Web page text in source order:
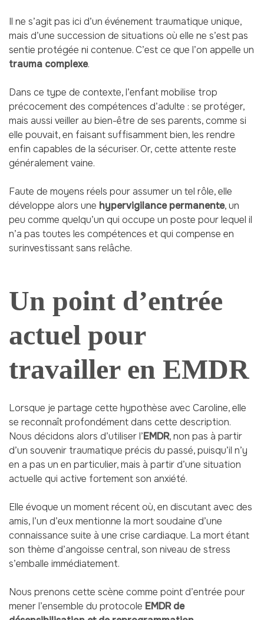
Il ne s’agit pas ici d’un événement traumatique unique,
mais d’une succession de situations où elle ne s’est pas
sentie protégée ni contenue. C’est ce que l’on appelle un
trauma complexe.
Dans ce type de contexte, l’enfant mobilise trop
précocement des compétences d’adulte : se protéger,
mais aussi veiller au bien-être de ses parents, comme si
elle pouvait, en faisant suffisamment bien, les rendre
enfin capables de la sécuriser. Or, cette attente reste
généralement vaine.
Faute de moyens réels pour assumer un tel rôle, elle
développe alors une hypervigilance permanente, un
peu comme quelqu’un qui occupe un poste pour lequel il
n’a pas toutes les compétences et qui compense en
surinvestissant sans relâche.
Un point d’entrée
actuel pour
travailler en EMDR
Lorsque je partage cette hypothèse avec Caroline, elle
se reconnaît profondément dans cette description.
Nous décidons alors d’utiliser l’EMDR, non pas à partir
d’un souvenir traumatique précis du passé, puisqu’il n’y
en a pas un en particulier, mais à partir d’une situation
actuelle qui active fortement son anxiété.
Elle évoque un moment récent où, en discutant avec des
amis, l’un d’eux mentionne la mort soudaine d’une
connaissance suite à une crise cardiaque. La mort étant
son thème d’angoisse central, son niveau de stress
s’emballe immédiatement.
Nous prenons cette scène comme point d’entrée pour
mener l’ensemble du protocole EMDR de